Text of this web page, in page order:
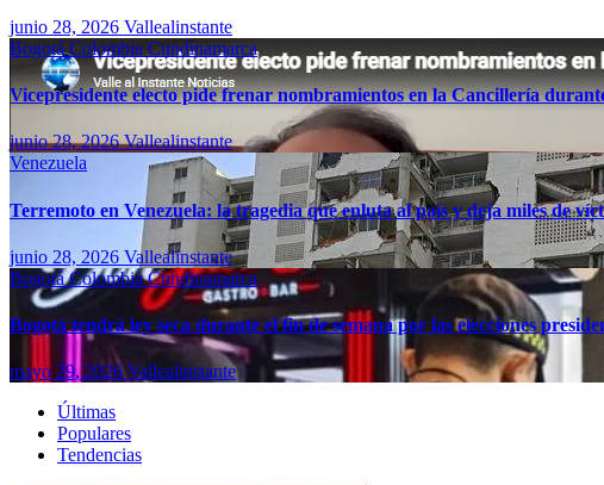
junio 28, 2026 Vallealinstante
BogotáColombia Cundinamarca
Vicepresidente electo pide frenar nombramientos en la Cancillería
junio 28, 2026Vallealinstante
Venezuela
Terremoto en Venezuela: la tragedia que enluta al país y deja miles de
junio 28, 2026 Vallealinstante
BogotáColombiaCundinamarca
Bogotá tendrá ley seca durante el fin de semana por las elecciones
mayo 29, 2026Vallealinstante
Últimas
Populares
Tendencias